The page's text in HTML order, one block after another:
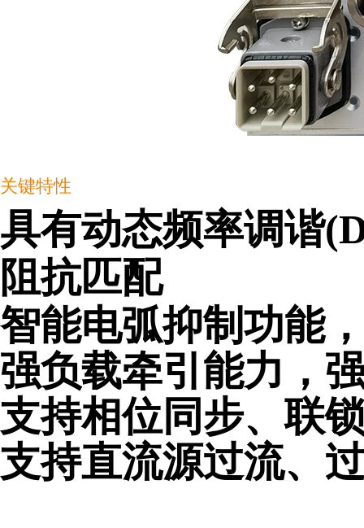
关键特性
具有动态频率调谐
阻抗匹配
智能电弧抑制功能
强负载牵引能力，
支持相位同步、联
支持直流源过流、